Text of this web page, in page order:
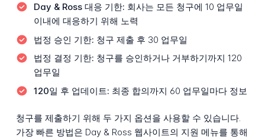
Day & Ross 대응 기한: 회사는 모든 청구에 10 업무일
이내에 대응하기 위해 노력
법정 승인 기한: 청구 제출 후 30 업무일
법정 결정 기한: 청구를 승인하거나 거부하기까지 120
업무일
120일 후 업데이트: 최종 합의까지 60 업무일마다 정보
청구를 제출하기 위해 두 가지 옵션을 사용할 수 있습니다.
가장 빠른 방법은 Day & Ross 웹사이트의 지원 메뉴를 통해